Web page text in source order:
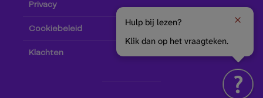
Privacy
Cookiebeleid
Klachten
Hulp bij lezen?
Klik dan op het vraagteken.